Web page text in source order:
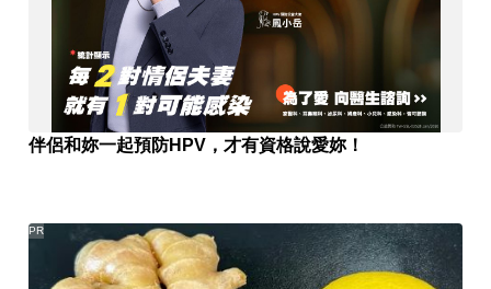
伴侶和妳一起預防HPV，才有資格說愛妳！
PR